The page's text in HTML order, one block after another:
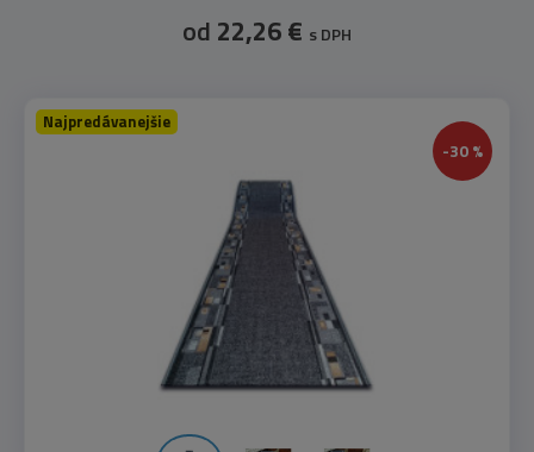
od 22,26 € s DPH
-30 %
Najpredávanejšie